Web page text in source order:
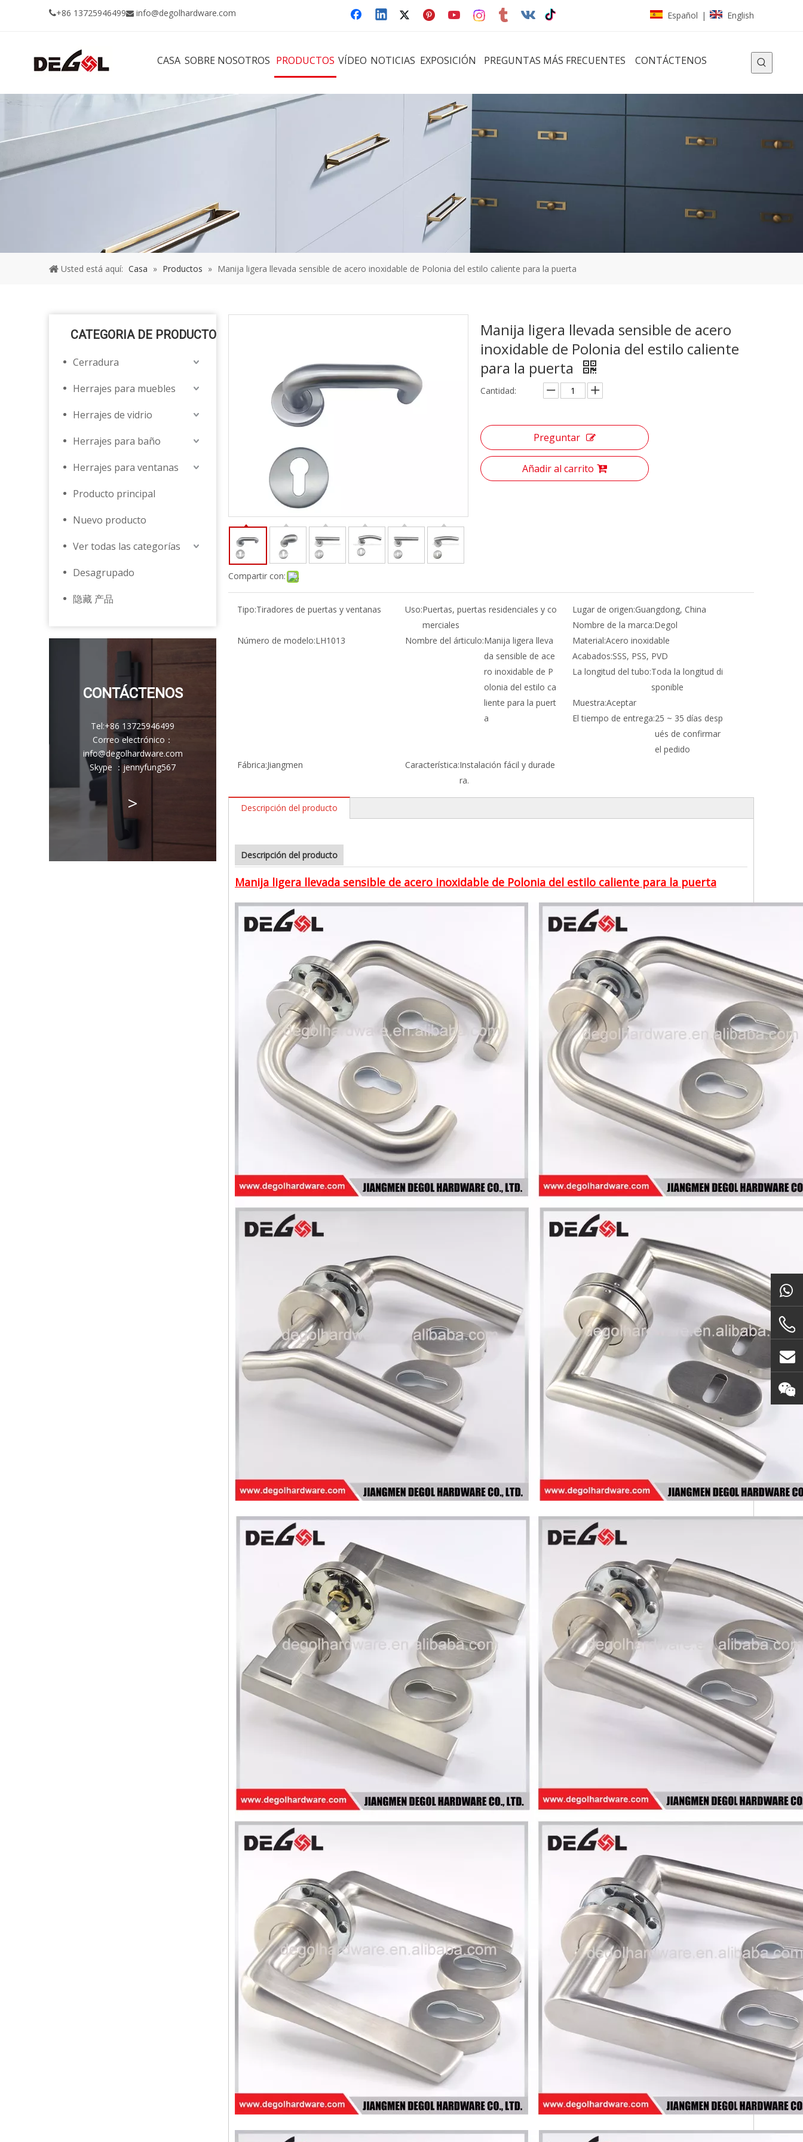
+86 13725946499 info@degolhardware.com Español | English
CASA SOBRE NOSOTROS PRODUCTOS VÍDEO NOTICIAS EXPOSICIÓN PREGUNTAS MÁS FRECUENTES CONTÁCTENOS
Usted está aquí: Casa » Productos » Manija ligera llevada sensible de acero inoxidable de Polonia del estilo caliente para la puerta
CATEGORIA DE PRODUCTO
Cerradura
Herrajes para muebles
Herrajes de vidrio
Herrajes para baño
Herrajes para ventanas
Producto principal
Nuevo producto
Ver todas las categorías
Desagrupado
隐藏 产品
CONTÁCTENOS
Tel:+86 13725946499
Correo electrónico ：
info@degolhardware.com
Skype ：jennyfung567
>
Compartir con:
Manija ligera llevada sensible de acero
inoxidable de Polonia del estilo caliente
para la puerta
Cantidad:
Preguntar
Añadir al carrito
Tipo:Tiradores de puertas y ventanas Uso:Puertas, puertas residenciales y co
merciales
Lugar de origen:Guangdong, China
Nombre de la marca:Degol
Número de modelo:LH1013 Nombre del árticulo:Manija ligera lleva
da sensible de ace
ro inoxidable de P
olonia del estilo ca
liente para la puert
a
Material:Acero inoxidable
Acabados:SSS, PSS, PVD
La longitud del tubo:Toda la longitud di
sponible
Muestra:Aceptar
El tiempo de entrega:25 ~ 35 días desp
ués de confirmar
el pedido
Fábrica:Jiangmen Característica:Instalación fácil y durade
ra.
Descripción del producto
Descripción del producto
Manija ligera llevada sensible de acero inoxidable de Polonia del estilo caliente para la puerta